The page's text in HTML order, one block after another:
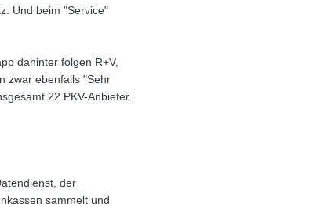
Und beim "Service"
dahinter folgen R+V,
zwar ebenfalls "Sehr
22 PKV-Anbieter.
der
sammelt und